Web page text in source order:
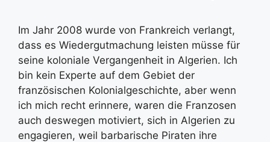
Im Jahr 2008 wurde von Frankreich verlangt,
dass es Wiedergutmachung leisten müsse für
seine koloniale Vergangenheit in Algerien. Ich
bin kein Experte auf dem Gebiet der
französischen Kolonialgeschichte, aber wenn
ich mich recht erinnere, waren die Franzosen
auch deswegen motiviert, sich in Algerien zu
engagieren, weil barbarische Piraten ihre